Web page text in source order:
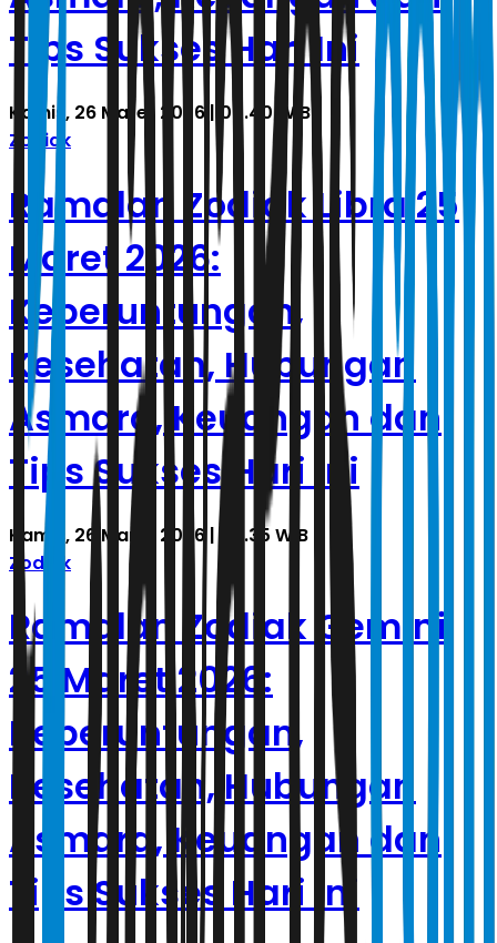
Tips Sukses Hari Ini
Kamis, 26 Maret 2026 | 00.40 WIB
Zodiak
Ramalan Zodiak Libra 25
Maret 2026:
Keberuntungan,
Kesehatan, Hubungan
Asmara, Keuangan dan
Tips Sukses Hari Ini
Kamis, 26 Maret 2026 | 00.35 WIB
Zodiak
Ramalan Zodiak Gemini
25 Maret 2026:
Keberuntungan,
Kesehatan, Hubungan
Asmara, Keuangan dan
Tips Sukses Hari Ini